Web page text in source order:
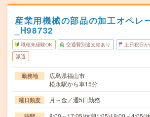
産業用機械の部品の加工オペレ
_H98732
職種未経験OK 交通費別途支給あり 土日祝日が
派遣
勤務地
広島県福山市
松永駅から車15分
曜日頻度 月～金／週5日勤務